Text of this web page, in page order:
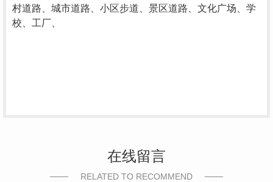
村道路、城市道路、小区步道、景区道路、文化广场、学
校、工厂、
在线留言
RELATED TO RECOMMEND